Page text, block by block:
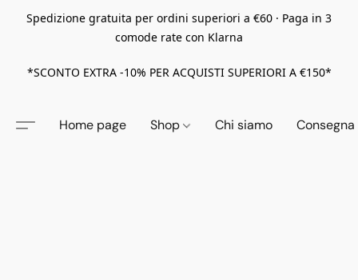
Spedizione gratuita per ordini superiori a €60 · Paga in 3
comode rate con Klarna
*SCONTO EXTRA -10% PER ACQUISTI SUPERIORI A €150*
Home page Shop Chi siamo Consegna